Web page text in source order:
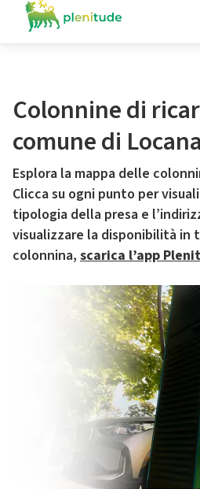
Colonnine di
comune di Locana
Esplora la mappa delle
Clicca su ogni punto per
tipologia della presa e
visualizzare la disponibilità in
colonnina, scarica l’app